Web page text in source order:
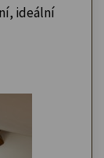
ideální